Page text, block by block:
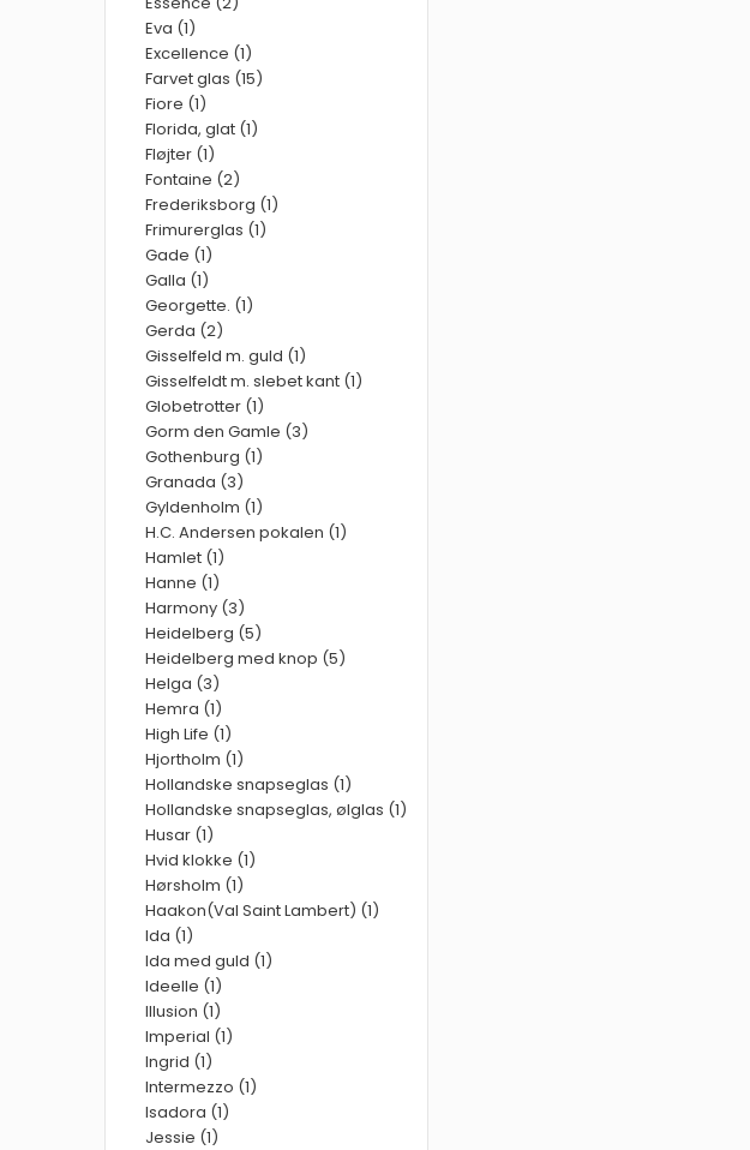
Eva (1)
Excellence (1)
Farvet glas (15)
Fiore (1)
Florida, glat (1)
Fløjter (1)
Fontaine (2)
Frederiksborg (1)
Frimurerglas (1)
Gade (1)
Galla (1)
Georgette. (1)
Gerda (2)
Gisselfeld m. guld (1)
Gisselfeldt m. slebet kant (1)
Globetrotter (1)
Gorm den Gamle (3)
Gothenburg (1)
Granada (3)
Gyldenholm (1)
H.C. Andersen pokalen (1)
Hamlet (1)
Hanne (1)
Harmony (3)
Heidelberg (5)
Heidelberg med knop (5)
Helga (3)
Hemra (1)
High Life (1)
Hjortholm (1)
Hollandske snapseglas (1)
Hollandske snapseglas, ølglas (1)
Husar (1)
Hvid klokke (1)
Hørsholm (1)
Haakon(Val Saint Lambert) (1)
Ida (1)
Ida med guld (1)
Ideelle (1)
Illusion (1)
Imperial (1)
Ingrid (1)
Intermezzo (1)
Isadora (1)
Jessie (1)